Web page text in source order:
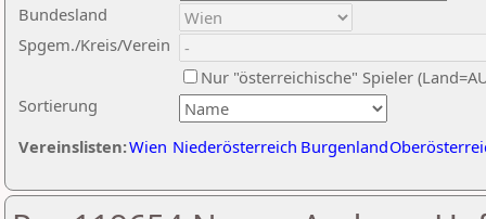
Sortierung
Bundesland
Spgem./Kreis/Verein
Nur "österreichische" Spieler
Vereinslisten:Wien Niederösterreich Burgenland